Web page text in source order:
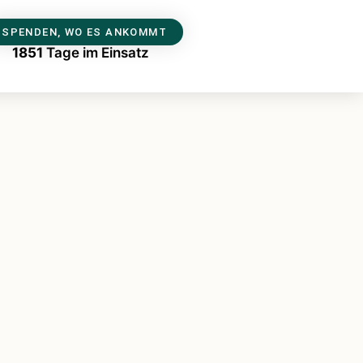
SPENDEN, WO ES ANKOMMT
1851 Tage im Einsatz